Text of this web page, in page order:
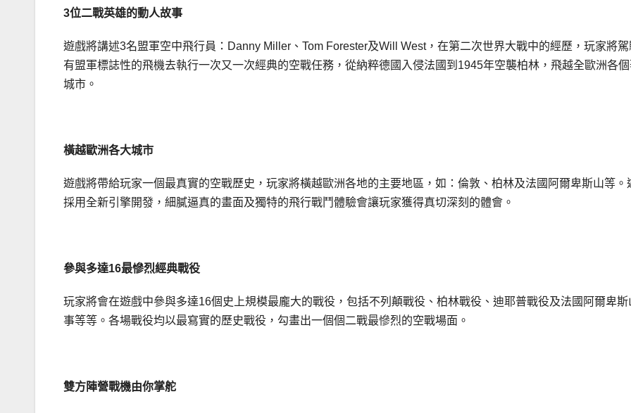
3位二戰英雄的動人故事
遊戲將講述3名盟軍空中飛行員：Danny Miller、Tom Forester及Will West，在第二次世界大戰中的經歷，玩家將駕
有盟軍標誌性的飛機去執行一次又一次經典的空戰任務，從納粹德國入侵法國到1945年空襲柏林，飛越全歐洲各
城市。
橫越歐洲各大城市
遊戲將帶給玩家一個最真實的空戰歷史，玩家將橫越歐洲各地的主要地區，如：倫敦、柏林及法國阿爾卑斯山等。
採用全新引擎開發，細膩逼真的畫面及獨特的飛行戰鬥體驗會讓玩家獲得真切深刻的體會。
參與多達16最慘烈經典戰役
玩家將會在遊戲中參與多達16個史上規模最龐大的戰役，包括不列顛戰役、柏林戰役、迪耶普戰役及法國阿爾卑斯
事等等。各場戰役均以最寫實的歷史戰役，勾畫出一個個二戰最慘烈的空戰場面。
雙方陣營戰機由你掌舵